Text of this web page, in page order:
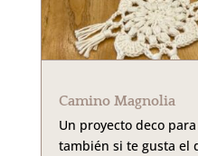
Camino Magnolia
Un proyecto deco
también si te gusta el